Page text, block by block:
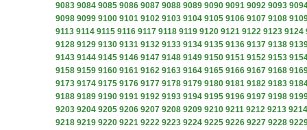
9083 9084 9085 9086 9087 9088 9089 9090 9091 9092 9093
9098 9099 9100 9101 9102 9103 9104 9105 9106 9107 9108
9113 9114 9115 9116 9117 9118 9119 9120 9121 9122 9123 9124
9128 9129 9130 9131 9132 9133 9134 9135 9136 9137 9138
9143 9144 9145 9146 9147 9148 9149 9150 9151 9152 9153
9158 9159 9160 9161 9162 9163 9164 9165 9166 9167 9168
9173 9174 9175 9176 9177 9178 9179 9180 9181 9182 9183
9188 9189 9190 9191 9192 9193 9194 9195 9196 9197 9198
9203 9204 9205 9206 9207 9208 9209 9210 9211 9212 9213 9214
9218 9219 9220 9221 9222 9223 9224 9225 9226 9227 9228